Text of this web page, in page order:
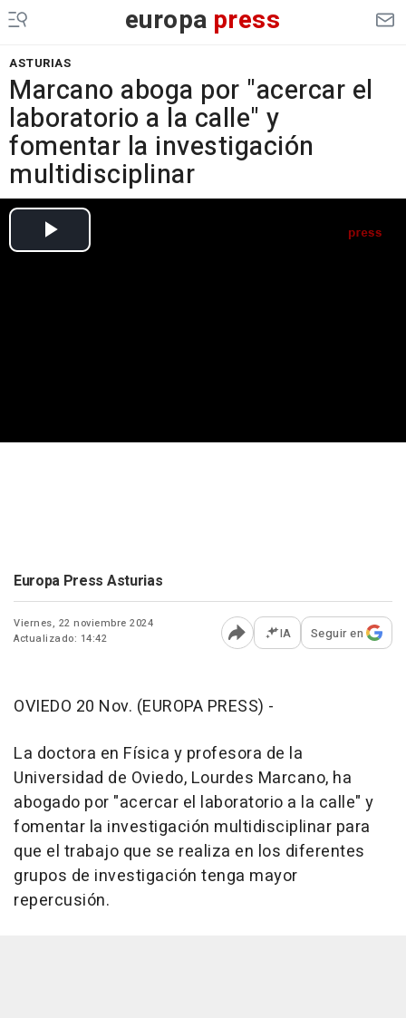
europa press
ASTURIAS
Marcano aboga por "acercar el
laboratorio a la calle" y
fomentar la investigación
multidisciplinar
Europa Press Asturias
Viernes, 22 noviembre 2024
Actualizado: 14:42
Abrir opciones para
IA Seguir en
OVIEDO 20 Nov. (EUROPA PRESS) -
La doctora en Física y profesora de la
Universidad de Oviedo, Lourdes Marcano, ha
abogado por "acercar el laboratorio a la calle" y
fomentar la investigación multidisciplinar para
que el trabajo que se realiza en los diferentes
grupos de investigación tenga mayor
repercusión.